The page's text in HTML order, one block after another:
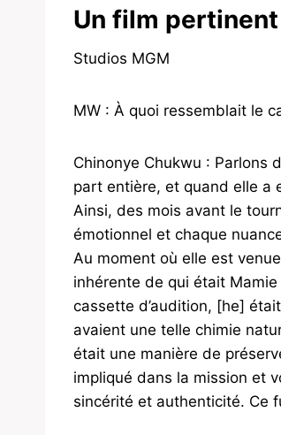
Un film pertinent
Studios MGM
MW : À quoi ressemblait le
Chinonye Chukwu : Parlons
part entière, et quand elle a
Ainsi, des mois avant le
émotionnel et chaque
Au moment où elle est
inhérente de qui était
cassette d’audition, [he]
avaient une telle chimie
était une manière de
impliqué dans la mission et
sincérité et authenticité. Ce